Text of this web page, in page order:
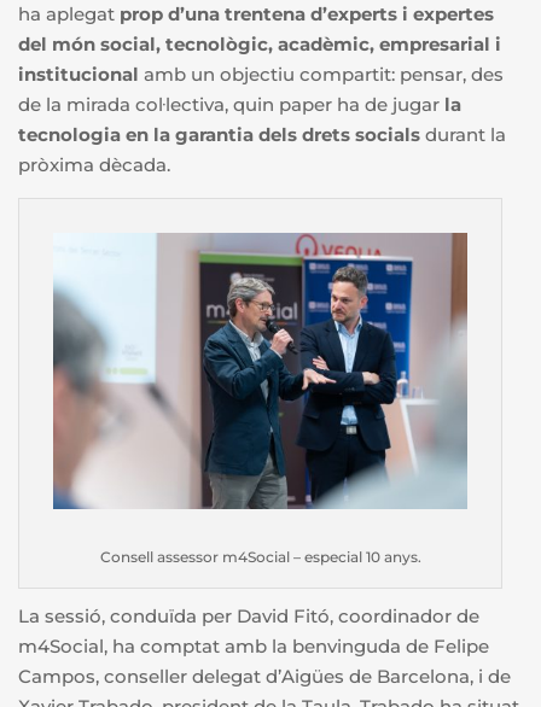
ha aplegat prop d’una trentena d’experts i expertes
del món social, tecnològic, acadèmic, empresarial i
institucional amb un objectiu compartit: pensar, des
de la mirada col·lectiva, quin paper ha de jugar la
tecnologia en la garantia dels drets socials durant la
pròxima dècada.
Consell assessor m4Social – especial 10 anys.
La sessió, conduïda per David Fitó, coordinador de
m4Social, ha comptat amb la benvinguda de Felipe
Campos, conseller delegat d’Aigües de Barcelona, i de